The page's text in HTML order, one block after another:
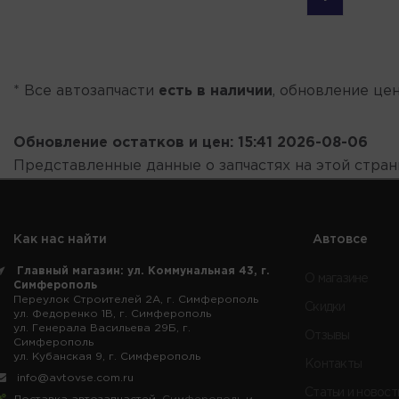
* Все автозапчасти есть в наличии, обновление
Обновление остатков и цен: 15:41 2026-08-06
Представленные данные о запчастях на этой
Как нас найти
Главный магазин: ул. Коммунальная 43, г.
Симферополь
Переулок Строителей 2А, г. Симферополь
ул. Федоренко 1В, г. Симферополь
ул. Генерала Васильева 29Б, г.
Симферополь
ул. Кубанская 9, г. Симферополь
info@avtovse.com.ru
Автовсе